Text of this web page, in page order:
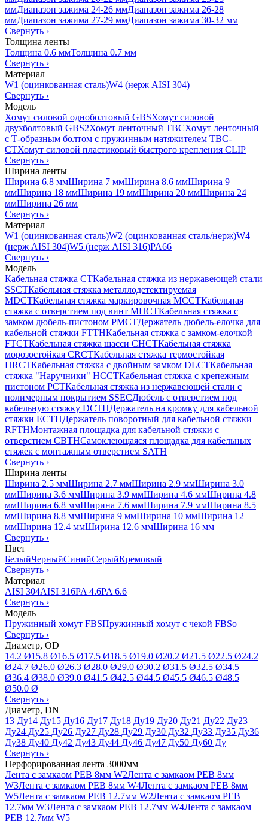
ммДиапазон зажима 24-26 ммДиапазон зажима 26-28
ммДиапазон зажима 27-29 ммДиапазон зажима 30-32 мм
Свернуть ›
Толщина ленты
Толщина 0.6 ммТолщина 0.7 мм
Свернуть ›
Материал
W1 (оцинкованная сталь)W4 (нерж AISI 304)
Свернуть ›
Модель
Хомут силовой одноболтовый GBSХомут силовой
двухболтовый GBS2Хомут ленточный TBCХомут ленточный
с Т-образным болтом с пружинным натяжителем TBC-
CTХомут силовой пластиковый быстрого крепления CLIP
Свернуть ›
Ширина ленты
Ширина 6.8 ммШирина 7 ммШирина 8.6 ммШирина 9
ммШирина 18 ммШирина 19 ммШирина 20 ммШирина 24
ммШирина 26 мм
Свернуть ›
Материал
W1 (оцинкованная сталь)W2 (оцинкованная сталь/нерж)W4
(нерж AISI 304)W5 (нерж AISI 316)PA66
Свернуть ›
Модель
Кабельная стяжка CTКабельная стяжка из нержавеющей стали
SSCTКабельная стяжка металлодетектируемая
MDCTКабельная стяжка маркировочная MCCTКабельная
стяжка с отверстием под винт MHCTКабельная стяжка с
замком дюбель-пистоном PMCTДержатель дюбель-елочка для
кабельной стяжки FTTHКабельная стяжка c замком-елочкой
FTCTКабельная стяжка шасси CHCTКабельная стяжка
морозостойкая CRCTКабельная стяжка термостойкая
HRCTКабельная стяжка с двойным замком DLCTКабельная
стяжка "Наручники" HCCTКабельная стяжка с крепежным
пистоном PCTКабельная стяжка из нержавеющей стали с
полимерным покрытием SSECДюбель с отверстием под
кабельную стяжку DCTHДержатель на кромку для кабельной
стяжки ECTHДержатель поворотный для кабельной стяжки
RFTHМонтажная площадка для кабельной стяжки с
отверстием CBTHСамоклеющаяся площадка для кабельных
стяжек с монтажным отверстием SATH
Свернуть ›
Ширина ленты
Ширина 2.5 ммШирина 2.7 ммШирина 2.9 ммШирина 3.0
ммШирина 3.6 ммШирина 3.9 ммШирина 4.6 ммШирина 4.8
ммШирина 6.8 ммШирина 7.6 ммШирина 7.9 ммШирина 8.5
ммШирина 8.8 ммШирина 9 ммШирина 10 ммШирина 12
ммШирина 12.4 ммШирина 12.6 ммШирина 16 мм
Свернуть ›
Цвет
БелыйЧерныйСинийСерыйКремовый
Свернуть ›
Материал
AISI 304AISI 316PA 4.6PA 6.6
Свернуть ›
Модель
Пружинный хомут FBSПружинный хомут с чекой FBSo
Свернуть ›
Диаметр, OD
14.2 Ø15.8 Ø16.5 Ø17.5 Ø18.5 Ø19.0 Ø20.2 Ø21.5 Ø22.5 Ø24.2
Ø24.7 Ø26.0 Ø26.3 Ø28.0 Ø29.0 Ø30.2 Ø31.5 Ø32.5 Ø34.5
Ø36.4 Ø38.0 Ø39.0 Ø41.5 Ø42.5 Ø44.5 Ø45.5 Ø46.5 Ø48.5
Ø50.0 Ø
Свернуть ›
Диаметр, DN
13 Ду14 Ду15 Ду16 Ду17 Ду18 Ду19 Ду20 Ду21 Ду22 Ду23
Ду24 Ду25 Ду26 Ду27 Ду28 Ду29 Ду30 Ду32 Ду33 Ду35 Ду36
Ду38 Ду40 Ду42 Ду43 Ду44 Ду46 Ду47 Ду50 Ду60 Ду
Свернуть ›
Перфорированная лента 3000мм
Лента с замкаом PEB 8мм W2Лента с замкаом PEB 8мм
W3Лента с замкаом PEB 8мм W4Лента с замкаом PEB 8мм
W5Лента с замкаом PEB 12.7мм W2Лента с замкаом PEB
12.7мм W3Лента с замкаом PEB 12.7мм W4Лента с замкаом
PEB 12.7мм W5